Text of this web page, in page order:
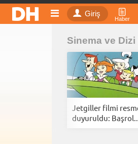
Giriş
Haber
Sinema ve Dizi
Jetgiller filmi
duyuruldu: